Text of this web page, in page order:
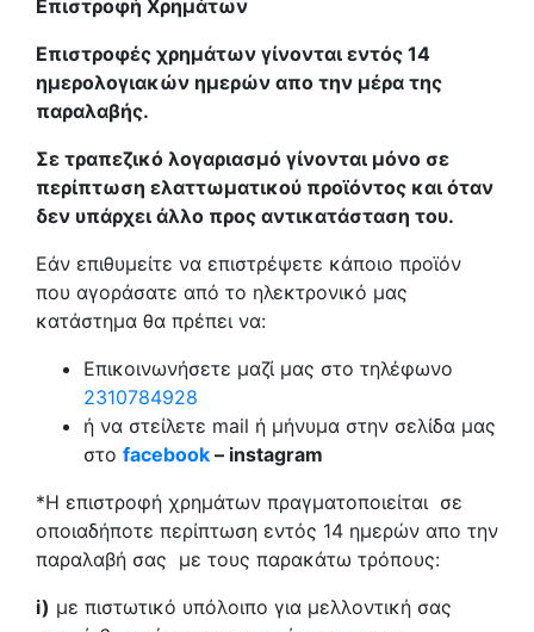
Επιστροφή Χρημάτων
Επιστροφές χρημάτων γίνονται εντός 14
ημερολογιακών ημερών απο την μέρα της
παραλαβής.
Σε τραπεζικό λογαριασμό γίνονται μόνο σε
περίπτωση ελαττωματικού προϊόντος και όταν
δεν υπάρχει άλλο προς αντικατάσταση του.
Εάν επιθυμείτε να επιστρέψετε κάποιο προϊόν
που αγοράσατε από το ηλεκτρονικό μας
κατάστημα θα πρέπει να:
Επικοινωνήσετε μαζί μας στο τηλέφωνο
2310784928
ή να στείλετε mail ή μήνυμα στην σελίδα μας
στο facebook – instagram
*Η επιστροφή χρημάτων πραγματοποιείται σε
οποιαδήποτε περίπτωση εντός 14 ημερών απο την
παραλαβή σας με τους παρακάτω τρόπους:
i) με πιστωτικό υπόλοιπο για μελλοντική σας